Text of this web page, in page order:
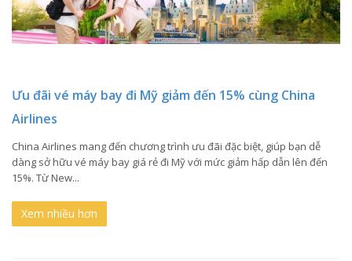
Ưu đãi vé máy bay đi Mỹ giảm đến 15% cùng China
Airlines
China Airlines mang đến chương trình ưu đãi đặc biệt, giúp bạn dễ
dàng sở hữu vé máy bay giá rẻ đi Mỹ với mức giảm hấp dẫn lên đến
15%. Từ New...
Xem nhiều hơn